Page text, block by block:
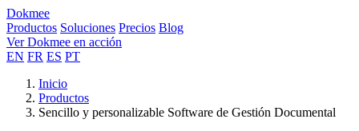
Dokmee
Productos Soluciones Precios Blog
Ver Dokmee en acción
EN FR ES PT
Inicio
Productos
Sencillo y personalizable Software de Gestión Documental